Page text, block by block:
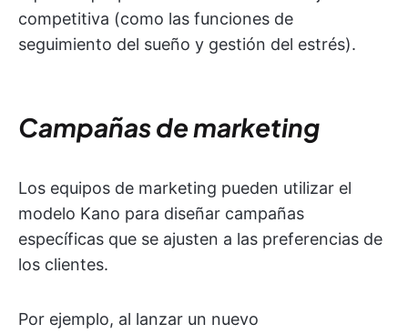
competitiva (como las funciones de
seguimiento del sueño y gestión del estrés).
Campañas de marketing
Los equipos de marketing pueden utilizar el
modelo Kano para diseñar campañas
específicas que se ajusten a las preferencias de
los clientes.
Por ejemplo, al lanzar un nuevo